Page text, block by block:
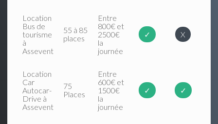
Location
Bus de
tourisme
à
Assevent
55 à 85
places
Entre
800€ et
2500€
la
journée
✓ X
Location
Car
Autocar-
Drive à
Assevent
75
Places
Entre
600€ et
1500€
la
journée
✓ ✓